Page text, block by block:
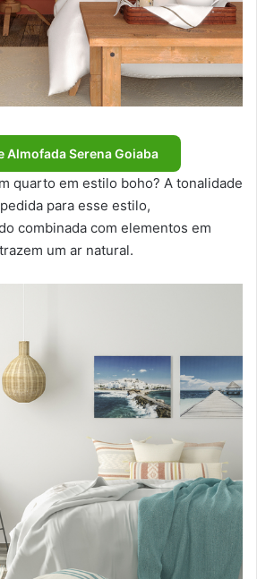
Almofada Serena Goiaba
quarto em estilo boho? A tonalidade
para esse estilo,
combinada com elementos em
um ar natural.